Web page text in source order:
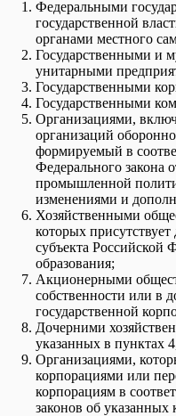
Федеральными
государственной
органами местного
Государственными и
унитарными
Государственными
Государственными
Организациями,
организаций
формируемый в
Федерального закона
промышленной
изменениями и
Хозяйственными
которых
субъекта Российской
образования;
Акционерными
собственности или в
государственной
Дочерними
указанных в пунктах
Организациями,
корпорациями или
корпорациям в
законов об указанных